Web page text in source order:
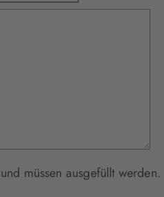
Mit * gekennzeichnete Felder sind Pflichtangaben und müssen ausgefüllt werden.